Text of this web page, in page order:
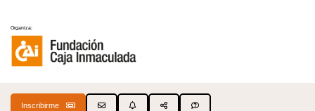
Organiza:
Inscribirme